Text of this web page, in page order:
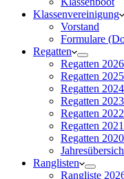
Klassenvereinigung
Vorstand
Formulare
Regatten
Regatten 2026
Regatten 2025
Regatten 2024
Regatten 2023
Regatten 2022
Regatten 2021
Regatten 2020
Ranglisten
Rangliste